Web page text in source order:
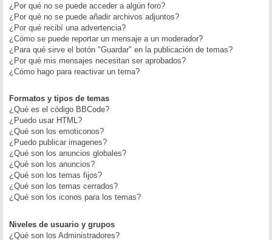
¿Por qué no se puede acceder a algún foro?
¿Por qué no se puede añadir archivos adjuntos?
¿Por qué recibí una advertencia?
¿Cómo se puede reportar un mensaje a un moderador?
¿Para qué sirve el botón "Guardar" en la publicación de temas?
¿Por qué mis mensajes necesitan ser aprobados?
¿Cómo hago para reactivar un tema?
Formatos y tipos de temas
¿Qué es el código BBCode?
¿Puedo usar HTML?
¿Qué son los emoticonos?
¿Puedo publicar imagenes?
¿Qué son los anuncios globales?
¿Qué son los anuncios?
¿Qué son los temas fijos?
¿Qué son los temas cerrados?
¿Qué son los iconos para los temas?
Niveles de usuario y grupos
¿Qué son los Administradores?